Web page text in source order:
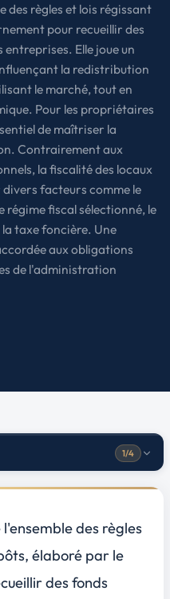
des règles et lois régissant
pour recueillir des
Elle joue un
la redistribution
le marché, tout en
Pour les propriétaires
de maîtriser la
Contrairement aux
la fiscalité des locaux
facteurs comme le
fiscal sélectionné, le
taxe foncière. Une
aux obligations
de l'administration
1/4
commerciaux
des règles
élaboré par le
des fonds